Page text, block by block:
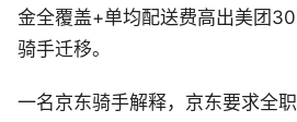
金全覆盖+单均配送费高出美团
骑手迁移。
一名京东骑手解释，京东要求全